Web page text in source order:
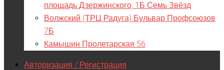
площадь Дзержинского, 1Б Семь Звёзд
Волжский (ТРЦ Радуга) Бульвар Профсоюзов
7Б
Камышин Пролетарская 56
Авторизация / Регистрация